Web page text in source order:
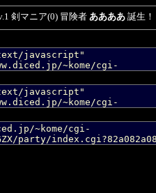
剣マニア(0) 冒険者 ああああ誕生！